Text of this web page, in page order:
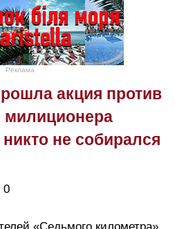
Реклама
акция против
милиционера
не собирался
«Седьмого километра»